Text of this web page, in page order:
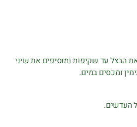
הבצל עד שקיפות ומוסיפים את שיני
ומכסים במים.
העדשים.